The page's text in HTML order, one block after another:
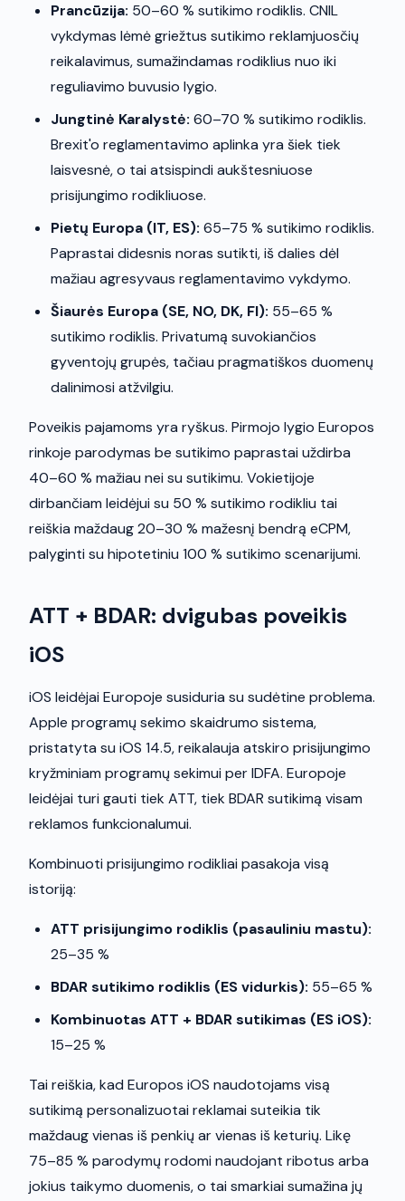
Prancūzija: 50–60 % sutikimo rodiklis. CNIL
vykdymas lėmė griežtus sutikimo reklamjuosčių
reikalavimus, sumažindamas rodiklius nuo iki
reguliavimo buvusio lygio.
Jungtinė Karalystė: 60–70 % sutikimo rodiklis.
Brexit'o reglamentavimo aplinka yra šiek tiek
laisvesnė, o tai atsispindi aukštesniuose
prisijungimo rodikliuose.
Pietų Europa (IT, ES): 65–75 % sutikimo rodiklis.
Paprastai didesnis noras sutikti, iš dalies dėl
mažiau agresyvaus reglamentavimo vykdymo.
Šiaurės Europa (SE, NO, DK, FI): 55–65 %
sutikimo rodiklis. Privatumą suvokiančios
gyventojų grupės, tačiau pragmatiškos duomenų
dalinimosi atžvilgiu.
Poveikis pajamoms yra ryškus. Pirmojo lygio Europos
rinkoje parodymas be sutikimo paprastai uždirba
40–60 % mažiau nei su sutikimu. Vokietijoje
dirbančiam leidėjui su 50 % sutikimo rodikliu tai
reiškia maždaug 20–30 % mažesnį bendrą eCPM,
palyginti su hipotetiniu 100 % sutikimo scenarijumi.
ATT + BDAR: dvigubas poveikis
iOS
iOS leidėjai Europoje susiduria su sudėtine problema.
Apple programų sekimo skaidrumo sistema,
pristatyta su iOS 14.5, reikalauja atskiro prisijungimo
kryžminiam programų sekimui per IDFA. Europoje
leidėjai turi gauti tiek ATT, tiek BDAR sutikimą visam
reklamos funkcionalumui.
Kombinuoti prisijungimo rodikliai pasakoja visą
istoriją:
ATT prisijungimo rodiklis (pasauliniu mastu):
25–35 %
BDAR sutikimo rodiklis (ES vidurkis): 55–65 %
Kombinuotas ATT + BDAR sutikimas (ES iOS):
15–25 %
Tai reiškia, kad Europos iOS naudotojams visą
sutikimą personalizuotai reklamai suteikia tik
maždaug vienas iš penkių ar vienas iš keturių. Likę
75–85 % parodymų rodomi naudojant ribotus arba
jokius taikymo duomenis, o tai smarkiai sumažina jų